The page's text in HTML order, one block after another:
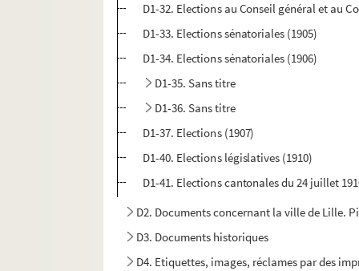
D1-32. Elections au Conseil général et au
D1-33. Elections sénatoriales (1905)
D1-34. Elections sénatoriales (1906)
D1-35. Sans titre
D1-36. Sans titre
D1-37. Elections (1907)
D1-40. Elections législatives (1910)
D1-41. Elections cantonales du 24 juillet
D2. Documents concernant la ville de Lille.
D3. Documents historiques
D4. Etiquettes, images, réclames par des